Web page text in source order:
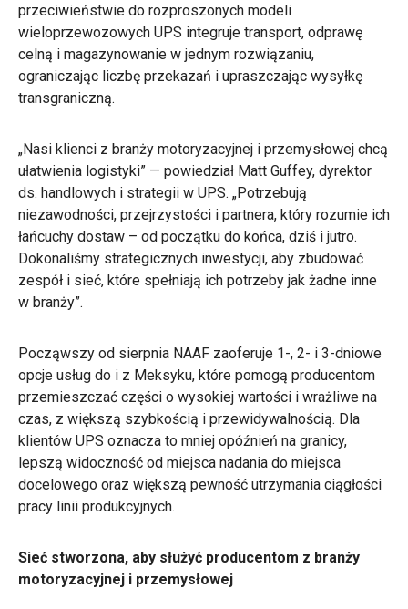
przeciwieństwie do rozproszonych modeli
wieloprzewozowych UPS integruje transport, odprawę
celną i magazynowanie w jednym rozwiązaniu,
ograniczając liczbę przekazań i upraszczając wysyłkę
transgraniczną.
„Nasi klienci z branży motoryzacyjnej i przemysłowej chcą
ułatwienia logistyki” — powiedział Matt Guffey, dyrektor
ds. handlowych i strategii w UPS. „Potrzebują
niezawodności, przejrzystości i partnera, który rozumie ich
łańcuchy dostaw – od początku do końca, dziś i jutro.
Dokonaliśmy strategicznych inwestycji, aby zbudować
zespół i sieć, które spełniają ich potrzeby jak żadne inne
w branży”.
Począwszy od sierpnia NAAF zaoferuje 1-, 2- i 3-dniowe
opcje usług do i z Meksyku, które pomogą producentom
przemieszczać części o wysokiej wartości i wrażliwe na
czas, z większą szybkością i przewidywalnością. Dla
klientów UPS oznacza to mniej opóźnień na granicy,
lepszą widoczność od miejsca nadania do miejsca
docelowego oraz większą pewność utrzymania ciągłości
pracy linii produkcyjnych.
Sieć stworzona, aby służyć producentom z branży
motoryzacyjnej i przemysłowej